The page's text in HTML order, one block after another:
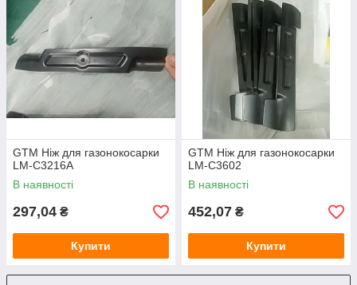
GTM Ніж для газонокосарки
LM-C3216A
В наявності
297,04 ₴
Купити
GTM Ніж для газонокосарки
LM-C3602
В наявності
452,07 ₴
Купити